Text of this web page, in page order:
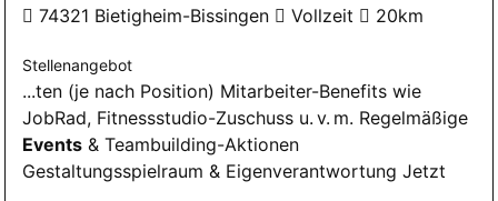
74321 Bietigheim-Bissingen Vollzeit 20km
Stellenangebot
...ten (je nach Position) Mitarbeiter-Benefits wie
JobRad, Fitnessstudio-Zuschuss u. v. m. Regelmäßige
Events & Teambuilding-Aktionen
Gestaltungsspielraum & Eigenverantwortung Jetzt